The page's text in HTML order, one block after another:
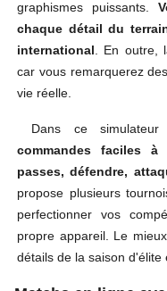
graphismes puissants.
chaque détail du
international . En outre,
car vous remarquerez
vie réelle.
Dans ce
commandes faciles
passes, défendre,
propose plusieurs
perfectionner vos
propre appareil. Le
détails de la saison d'élite